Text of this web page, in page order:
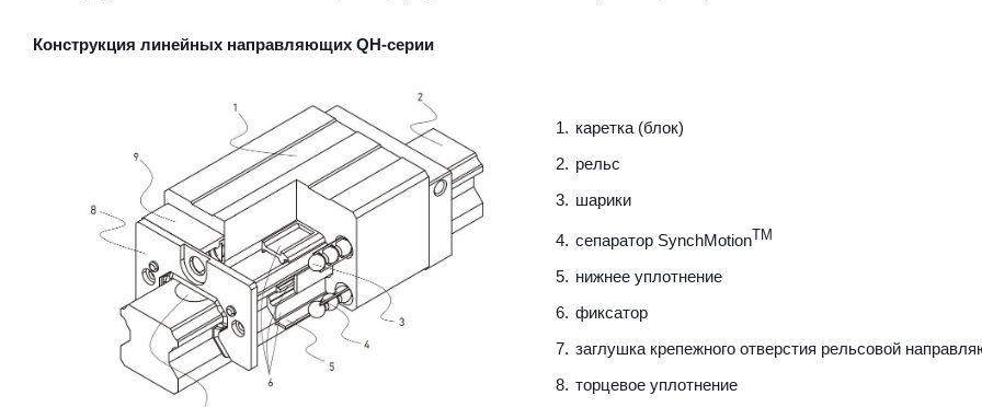
Конструкция линейных направляющих QН-серии
каретка (блок)
рельс
шарики
сепаратор SynchMotionTM
нижнее уплотнение
фиксатор
заглушка крепежного отверстия рельсовой
торцевое уплотнение